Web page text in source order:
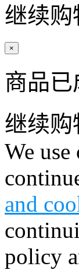
继续购
×
商品
继续购
We
and
policy